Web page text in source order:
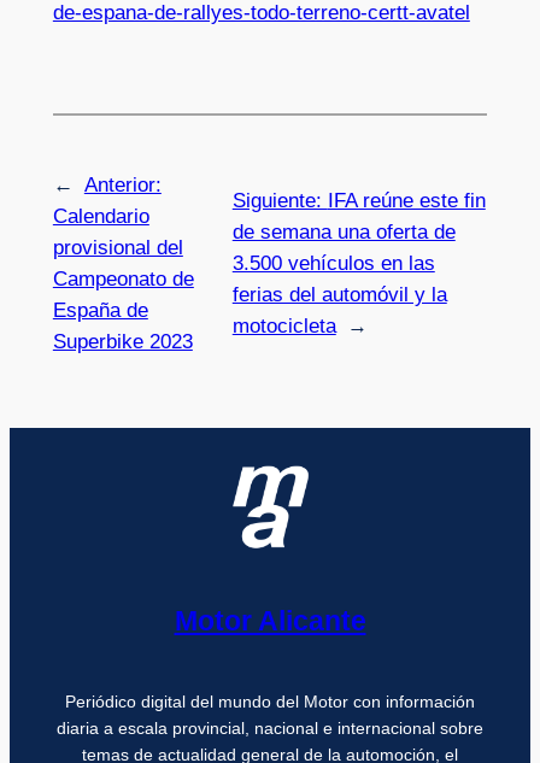
de-espana-de-rallyes-todo-terreno-certt-avatel
←
Anterior:
Calendario
provisional del
Campeonato de
España de
Superbike 2023
Siguiente: IFA reúne este fin
de semana una oferta de
3.500 vehículos en las
ferias del automóvil y la
motocicleta
→
Motor Alicante
Periódico digital del mundo del Motor con información
diaria a escala provincial, nacional e internacional sobre
temas de actualidad general de la automoción, el